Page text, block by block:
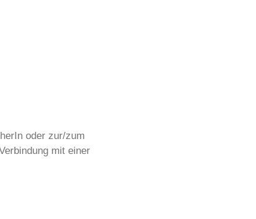
oder zur/zum
mit einer